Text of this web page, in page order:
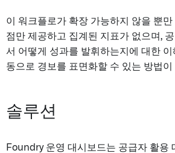
이 워크플로가 확장 가능하지 않을 뿐만
점만 제공하고 집계된 지표가 없으며,
서 어떻게 성과를 발휘하는지에 대한
동으로 경보를 표면화할 수 있는 방법이
솔루션
Foundry 운영 대시보드는 공급자 활용